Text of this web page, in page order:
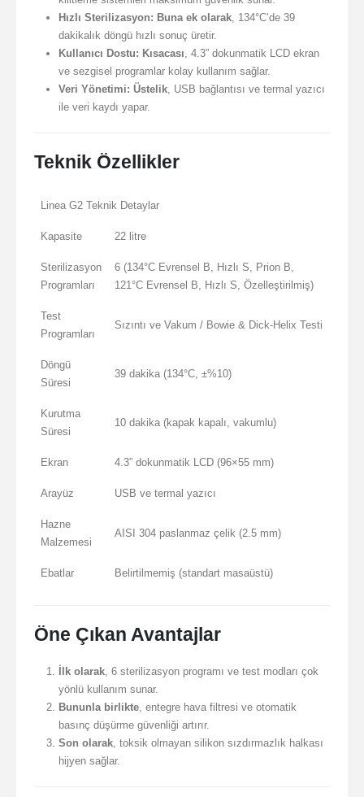
Hızlı Sterilizasyon: Buna ek olarak, 134°C’de 39
dakikalık döngü hızlı sonuç üretir.
Kullanıcı Dostu: Kısacası , 4.3” dokunmatik LCD ekran
ve sezgisel programlar kolay kullanım sağlar.
Veri Yönetimi: Üstelik, USB bağlantısı ve termal yazıcı
ile veri kaydı yapar.
Teknik Özellikler
Linea G2 Teknik Detaylar
Kapasite 22 litre
Sterilizasyon
Programları
6 (134°C Evrensel B, Hızlı S, Prion B,
121°C Evrensel B, Hızlı S, Özelleştirilmiş)
Test
Programları
Sızıntı ve Vakum / Bowie & Dick-Helix Testi
Döngü
Süresi
39 dakika (134°C, ±%10)
Kurutma
Süresi
10 dakika (kapak kapalı, vakumlu)
Ekran 4.3” dokunmatik LCD (96×55 mm)
Arayüz USB ve termal yazıcı
Hazne
Malzemesi
AISI 304 paslanmaz çelik (2.5 mm)
Ebatlar Belirtilmemiş (standart masaüstü)
Öne Çıkan Avantajlar
İlk olarak, 6 sterilizasyon programı ve test modları çok
yönlü kullanım sunar.
Bununla birlikte, entegre hava filtresi ve otomatik
basınç düşürme güvenliği artırır.
Son olarak, toksik olmayan silikon sızdırmazlık halkası
hijyen sağlar.